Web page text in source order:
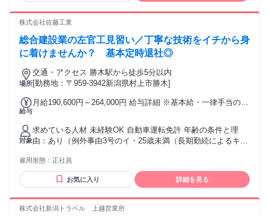
株式会社佐藤工業
総合建設業の左官工見習い／丁寧な技術をイチから身
に着けませんか？ 基本定時退社◎
場所
交通・アクセス 勝木駅から徒歩5分以内
[勤務地：〒959-3942新潟県村上市勝木]
給与
月給190,600円～264,000円 給与詳細 ※基本給・一律手当の総
手当】 全員に一律で支払われる通勤・皆勤・家族手当金額：
あり 1ヶ月あたり600円 〜 2万4000円 全員に一律で支払われ
るその他手当金額：なし 経験値や能力によって決定させてい
ただきます。
対象
求めている人材 未経験OK 自動車運転免許 年齢の条件と理
由：あり（例外事由3号のイ・25歳未満（長期勤続によるキャ
雇用形態： 正社員
お気に入り 詳細を見る
株式会社新潟トラベル 上越営業所